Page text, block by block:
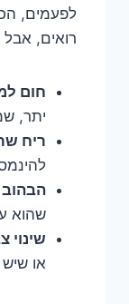
לפעמים,
רואים, אבל
חום
יתר,
ריח
שהוא
שינוי
או